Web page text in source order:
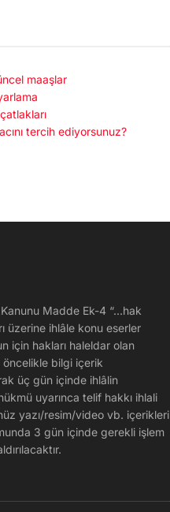
maaşlar
tercih ediyorsunuz?
Madde Ek-4 “…hak
üzerine ihlâle konu eserler
için hakları haleldar olan
bilgi içerik
üç gün içinde ihlâlin
uyarınca telif hakkı ihlali
yazı/resim/video vb. içerikleri
3 gün içinde gerekli işlem